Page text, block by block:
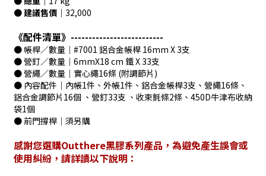
● 建議售價｜ 32,000
《配件清單》--------------------------
● 帳桿∕數量｜#7001 鋁合金帳桿 16mm X 3支
● 營釘∕數量｜6mmX18 cm 鐵 X 33支
● 營繩∕數量｜實心繩16條 (附調節片)
● 內容配件｜內帳1件、外帳1件、鋁合金帳桿3支、營繩16條、
鋁合金調節片16個 、營釘33支 、收束氈條2條、450D牛津布收納
袋1個
● 前門撐桿｜須另購
感謝您選購Outthere黑膠系列產品，為避免產生誤會或
使用糾紛，請詳讀以下說明：